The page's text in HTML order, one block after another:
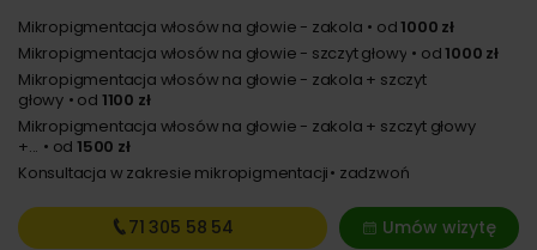
Mikropigmentacja włosów na głowie - zakola od1000 zł
Mikropigmentacja włosów na głowie - szczyt głowy
od1000 zł
Mikropigmentacja włosów na głowie - zakola + szczyt
głowy
od 1100 zł
Mikropigmentacja włosów na głowie - zakola + szczyt głowy
+...
od 1500 zł
Konsultacja w zakresie mikropigmentacji zadzwoń
Umów wizytę
71 305 58 54